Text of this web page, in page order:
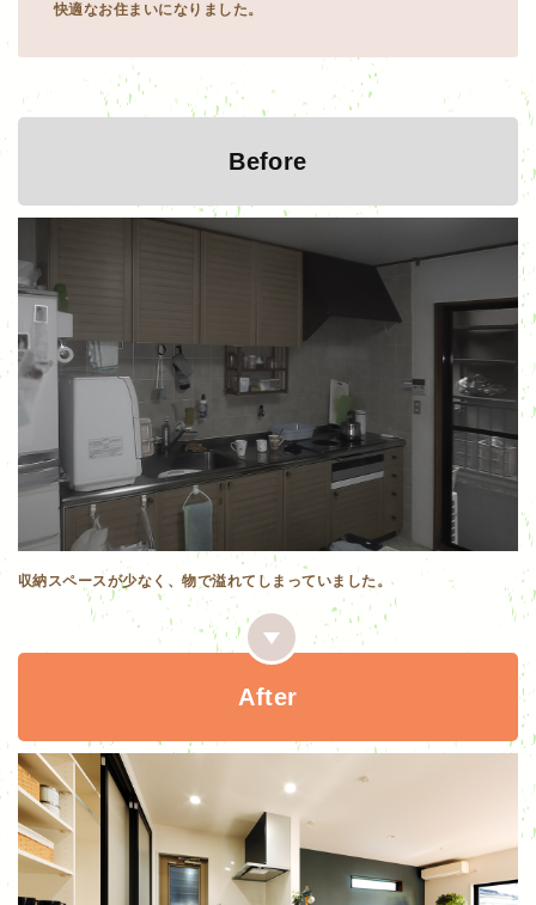
快適なお住まいになりました。
Before
収納スペースが少なく、物で溢れてしまっていました。
After